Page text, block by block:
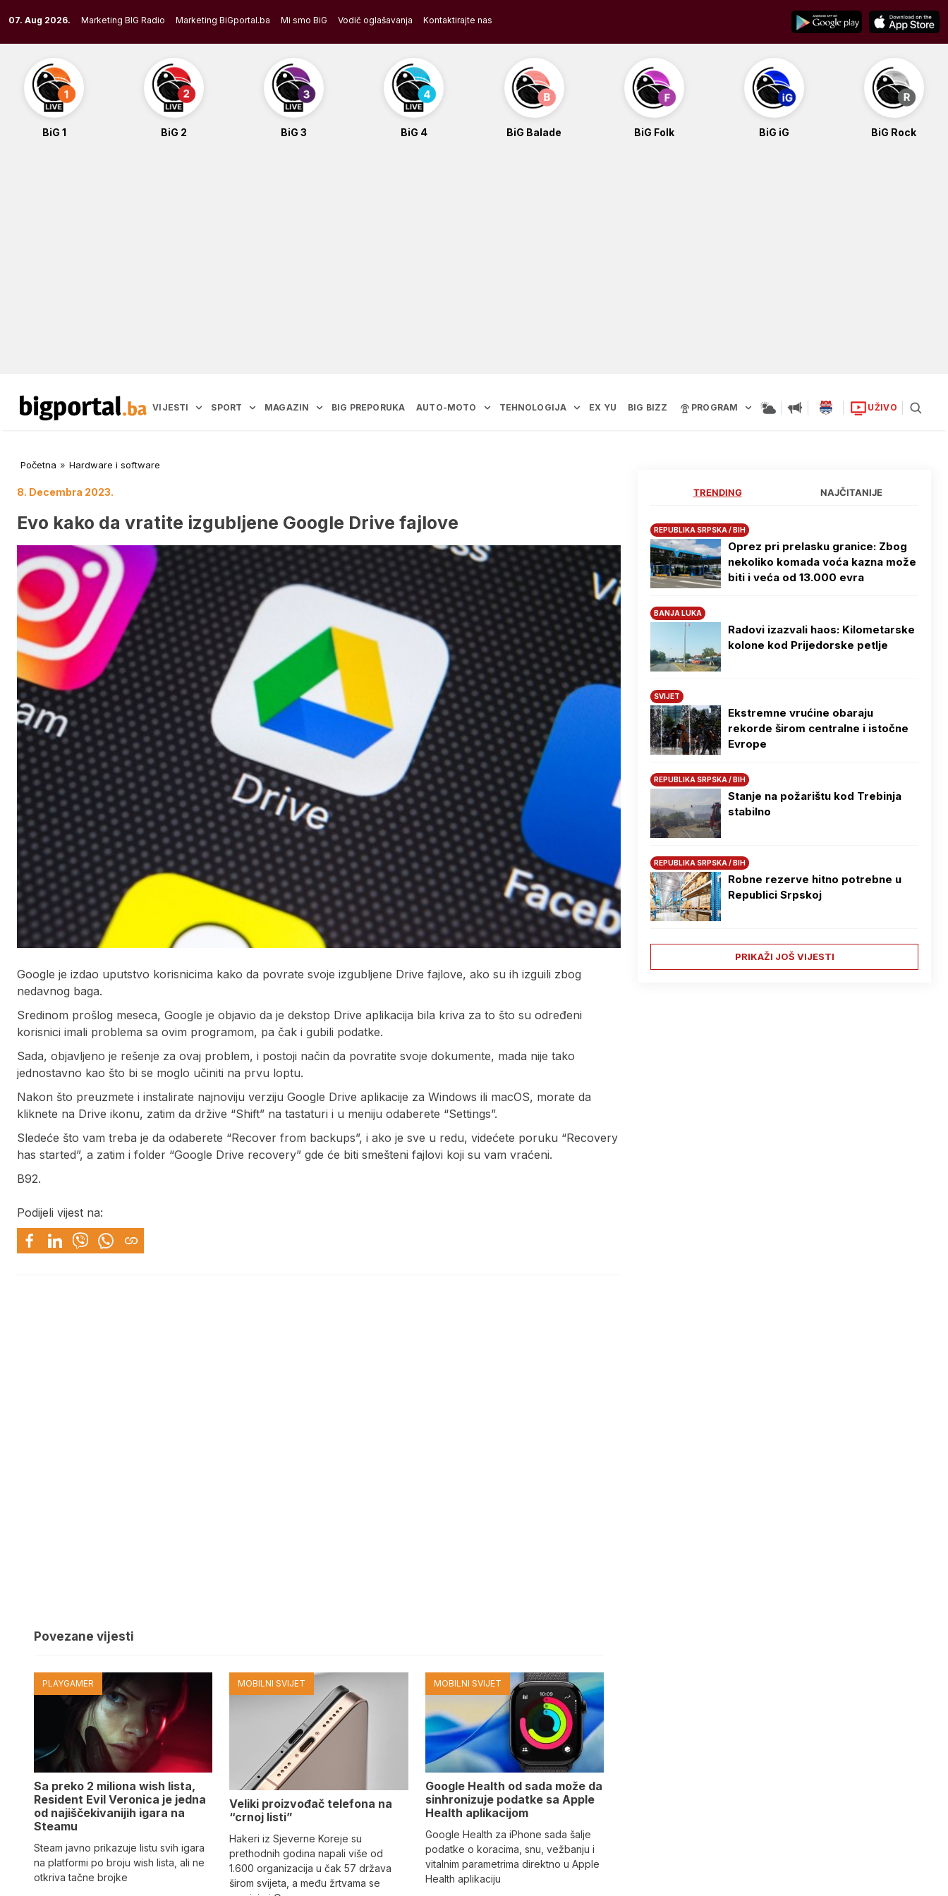
to
content
07. Aug 2026. Marketing BIG Radio Marketing BiGportal.ba Mi smo BiG Vodič oglašavanja Kontaktirajte nas
BiG 1 BiG 2 BiG 3 BiG 4 BiG Balade BiG Folk BiG iG BiG Rock
VIJESTI SPORT MAGAZIN BIG PREPORUKA AUTO-MOTO TEHNOLOGIJA EX YU BIG BIZZ PROGRAM UŽIVO
Početna » Hardware i software
8. Decembra 2023.
Evo kako da vratite izgubljene Google Drive fajlove
Google je izdao uputstvo korisnicima kako da povrate svoje izgubljene Drive fajlove, ako su ih izguili zbog
nedavnog baga.
Sredinom prošlog meseca, Google je objavio da je dekstop Drive aplikacija bila kriva za to što su određeni
korisnici imali problema sa ovim programom, pa čak i gubili podatke.
Sada, objavljeno je rešenje za ovaj problem, i postoji način da povratite svoje dokumente, mada nije tako
jednostavno kao što bi se moglo učiniti na prvu loptu.
Nakon što preuzmete i instalirate najnoviju verziju Google Drive aplikacije za Windows ili macOS, morate da
kliknete na Drive ikonu, zatim da držive “Shift” na tastaturi i u meniju odaberete “Settings”.
Sledeće što vam treba je da odaberete “Recover from backups”, i ako je sve u redu, videćete poruku “Recovery
has started”, a zatim i folder “Google Drive recovery” gde će biti smešteni fajlovi koji su vam vraćeni.
B92.
Podijeli vijest na:
Povezane vijesti
PLAYGAMER
Sa preko 2 miliona wish lista,
Resident Evil Veronica je jedna
od najiščekivanijih igara na
Steamu
Steam javno prikazuje listu svih igara
na platformi po broju wish lista, ali ne
otkriva tačne brojke
MOBILNI SVIJET
Veliki proizvođač telefona na
“crnoj listi”
Hakeri iz Sjeverne Koreje su
prethodnih godina napali više od
1.600 organizacija u čak 57 država
širom svijeta, a među žrtvama se
MOBILNI SVIJET
Google Health od sada može da
sinhronizuje podatke sa Apple
Health aplikacijom
Google Health za iPhone sada šalje
podatke o koracima, snu, vežbanju i
vitalnim parametrima direktno u Apple
Health aplikaciju
TRENDING NAJČITANIJE
REPUBLIKA SRPSKA / BIH
Oprez pri prelasku granice: Zbog
nekoliko komada voća kazna može
biti i veća od 13.000 evra
BANJA LUKA
Radovi izazvali haos: Kilometarske
kolone kod Prijedorske petlje
SVIJET
Ekstremne vrućine obaraju
rekorde širom centralne i istočne
Evrope
REPUBLIKA SRPSKA / BIH
Stanje na požarištu kod Trebinja
stabilno
REPUBLIKA SRPSKA / BIH
Robne rezerve hitno potrebne u
Republici Srpskoj
PRIKAŽI JOŠ VIJESTI